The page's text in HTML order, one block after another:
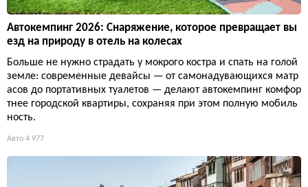
Автокемпинг 2026: Снаряжение, которое превращает вы
езд на природу в отель на колесах
Больше не нужно страдать у мокрого костра и спать на голой
земле: современные девайсы — от самонадувающихся матр
асов до портативных туалетов — делают автокемпинг комфор
тнее городской квартиры, сохраняя при этом полную мобиль
ность.
Авто 4 977